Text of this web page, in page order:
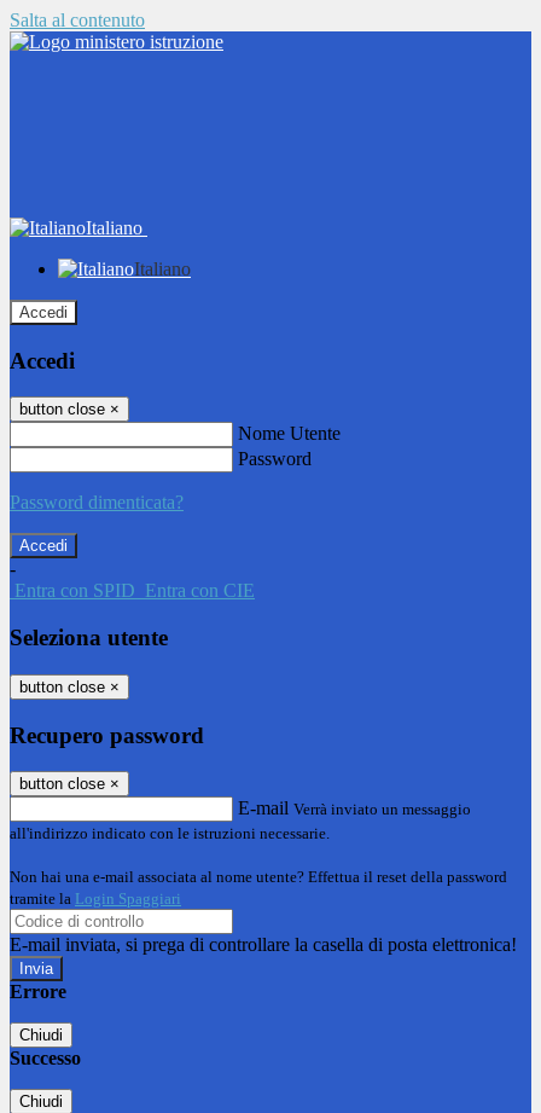
Salta al contenuto
Italiano
Italiano
Accedi
Accedi
button close ×
Nome Utente
Password
Password dimenticata?
-
Entra con SPID Entra con CIE
Seleziona utente
button close ×
Recupero password
button close ×
E-mail Verrà inviato un messaggio
all'indirizzo indicato con le istruzioni necessarie.
Non hai una e-mail associata al nome utente? Effettua il reset della password
tramite la Login Spaggiari
E-mail inviata, si prega di controllare la casella di posta elettronica!
Errore
Chiudi
Successo
Chiudi